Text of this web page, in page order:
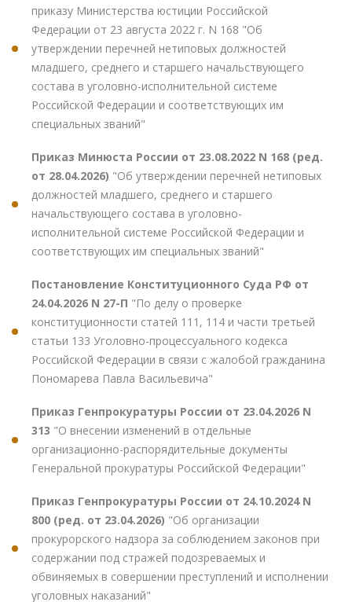
приказу Министерства юстиции Российской
Федерации от 23 августа 2022 г. N 168 "Об
утверждении перечней нетиповых должностей
младшего, среднего и старшего начальствующего
состава в уголовно-исполнительной системе
Российской Федерации и соответствующих им
специальных званий"
Приказ Минюста России от 23.08.2022 N 168 (ред.
от 28.04.2026) "Об утверждении перечней нетиповых
должностей младшего, среднего и старшего
начальствующего состава в уголовно-
исполнительной системе Российской Федерации и
соответствующих им специальных званий"
Постановление Конституционного Суда РФ от
24.04.2026 N 27-П "По делу о проверке
конституционности статей 111, 114 и части третьей
статьи 133 Уголовно-процессуального кодекса
Российской Федерации в связи с жалобой гражданина
Пономарева Павла Васильевича"
Приказ Генпрокуратуры России от 23.04.2026 N
313 "О внесении изменений в отдельные
организационно-распорядительные документы
Генеральной прокуратуры Российской Федерации"
Приказ Генпрокуратуры России от 24.10.2024 N
800 (ред. от 23.04.2026) "Об организации
прокурорского надзора за соблюдением законов при
содержании под стражей подозреваемых и
обвиняемых в совершении преступлений и исполнении
уголовных наказаний"